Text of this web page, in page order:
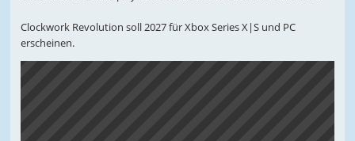
Clockwork Revolution soll 2027 für Xbox Series X|S und PC
erscheinen.